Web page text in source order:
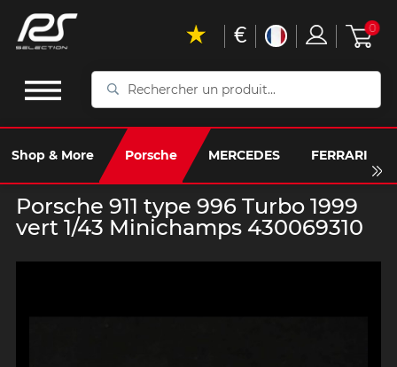
Rechercher
produit...
Shop & More Porsche MERCEDES FERRARI
€ 0
Porsche 911 type 996 Turbo 1999
vert 1/43 Minichamps 430069310